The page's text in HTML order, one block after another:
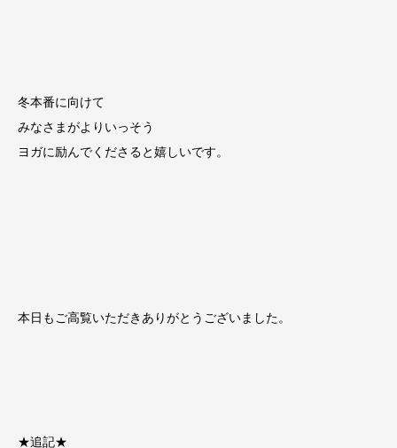
冬本番に向けて
みなさまがよりいっそう
ヨガに励んでくださると嬉しいです。
本日もご高覧いただきありがとうございました。
★追記★